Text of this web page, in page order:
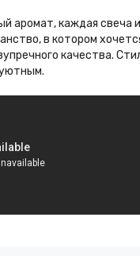
каждая свеча
в котором
качества.